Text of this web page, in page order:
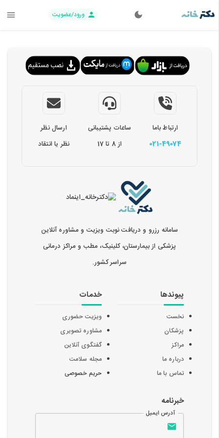
ورود/عضویت
ارتباط باما
021-49074
ساعات پشتیبانی
از 8 تا 17
ارسال نظر
نظر یا انتقاد
سامانه رزرو و دریافت نوبت ویزیت و مشاوره آنلاین
پزشکی از بیمارستان، کلینیک، مطب و مراکز درمانی
سراسر کشور.
پیوندها
نخست
پزشکان
مراکز
درباره ما
تماس با ما
خدمات
ویزیت حضوری
مشاوره تصویری
گفتگوی آنلاین
مجله سلامت
حریم خصوصی
خبرنامه
آدرس ایمیل